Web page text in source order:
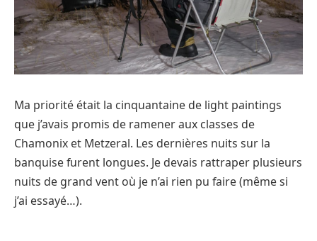
Ma priorité était la cinquantaine de light paintings
que j’avais promis de ramener aux classes de
Chamonix et Metzeral. Les dernières nuits sur la
banquise furent longues. Je devais rattraper plusieurs
nuits de grand vent où je n’ai rien pu faire (même si
j’ai essayé…).